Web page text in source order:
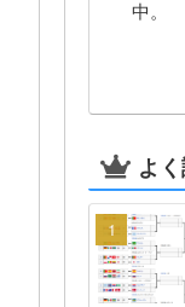
中。
よ